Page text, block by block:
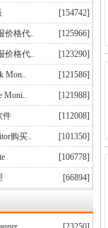
[154742]
价格代.. [125966]
价格代.. [123290]
Mon.. [121586]
Moni.. [121988]
件 [112008]
购买.. [101350]
[106778]
[66894]